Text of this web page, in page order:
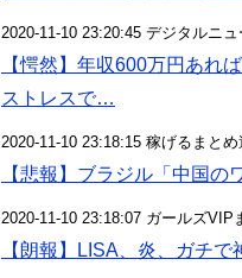
2020-11-10 23:20:45 デジタルニ
【愕然】年収600万円あれ
ストレスで…
2020-11-10 23:18:15 稼げるまとめ
【悲報】ブラジル「中国
2020-11-10 23:18:07 ガールズVIP
【朗報】LISA、炎、ガチ